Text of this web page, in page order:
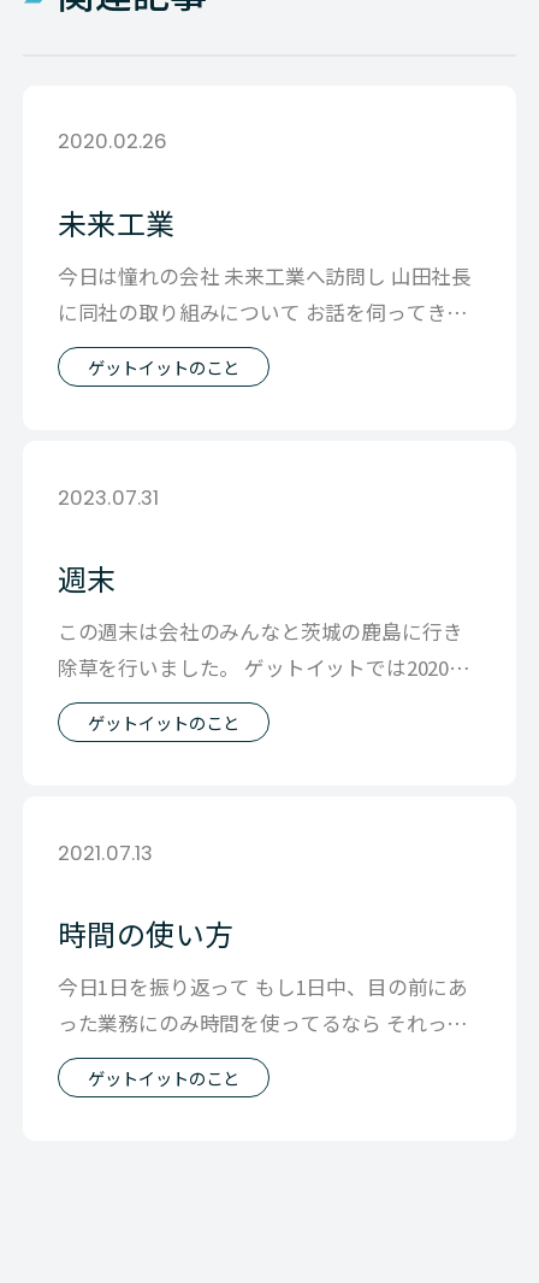
2020.02.26
未来工業
今日は憧れの会社 未来工業へ訪問し 山田社長
に同社の取り組みについて お話を伺ってきま
した 散々本は読んできたのですが
ゲットイットのこと
2023.07.31
週末
この週末は会社のみんなと茨城の鹿島に行き
除草を行いました。 ゲットイットでは2020年
から田んぼを借りて稲を育てていま
ゲットイットのこと
2021.07.13
時間の使い方
今日1日を振り返って もし1日中、目の前にあ
った業務にのみ時間を使ってるなら それって
自分自身の成長＝会社の成長にとって
ゲットイットのこと